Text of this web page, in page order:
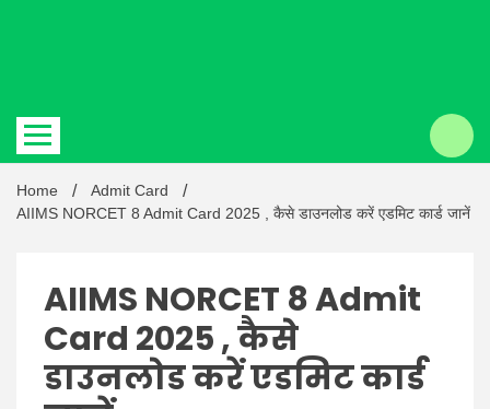
Latest
Hindi
Home
Admit Card
AIIMS NORCET 8 Admit Card 2025 , कैसे डाउनलोड करें एडमिट कार्ड जानें
AIIMS NORCET 8 Admit
Card 2025 , कैसे
डाउनलोड करें एडमिट कार्ड